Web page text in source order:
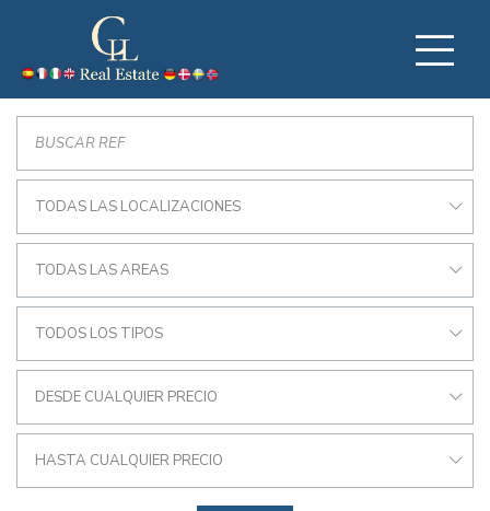
TODAS LAS LOCALIZACIONES
TODAS LAS AREAS
TODOS LOS TIPOS
DESDE CUALQUIER PRECIO
HASTA CUALQUIER PRECIO